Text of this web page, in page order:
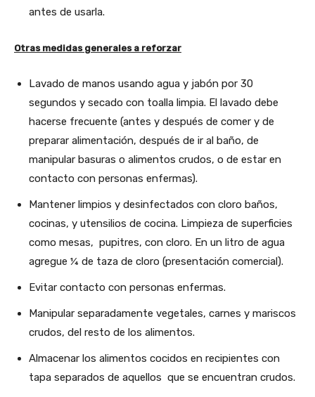
antes de usarla.
Otras medidas generales a reforzar
Lavado de manos usando agua y jabón por 30
segundos y secado con toalla limpia. El lavado debe
hacerse frecuente (antes y después de comer y de
preparar alimentación, después de ir al baño, de
manipular basuras o alimentos crudos, o de estar en
contacto con personas enfermas).
Mantener limpios y desinfectados con cloro baños,
cocinas, y utensilios de cocina. Limpieza de superficies
como mesas, pupitres, con cloro. En un litro de agua
agregue ¼ de taza de cloro (presentación comercial).
Evitar contacto con personas enfermas.
Manipular separadamente vegetales, carnes y mariscos
crudos, del resto de los alimentos.
Almacenar los alimentos cocidos en recipientes con
tapa separados de aquellos que se encuentran crudos.